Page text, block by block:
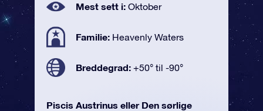
Mest sett i: Oktober
Familie: Heavenly Waters
Breddegrad: +50° til -90°
Piscis Austrinus eller Den sørlige